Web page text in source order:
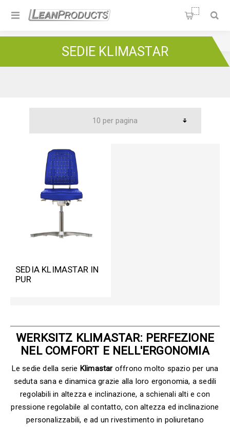
Soluzioni per la Lean
SEDIE KLIMASTAR
SEDIA KLIMASTAR IN
PUR
WERKSITZ KLIMASTAR: PERFEZIONE
NEL COMFORT E NELL'ERGONOMIA
Le sedie della serie Klimastaroffrono molto spazio per una
seduta sana e dinamica grazie alla loro ergonomia, a sedili
regolabili in altezza e inclinazione, a schienali alti e con
pressione regolabile al contatto, con altezza ed inclinazione
personalizzabili, e ad un rivestimento in poliuretano